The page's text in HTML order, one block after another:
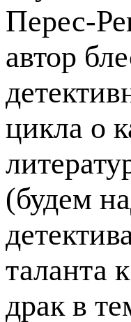
Перес-
автор
цикла о
(будем
таланта
драк в